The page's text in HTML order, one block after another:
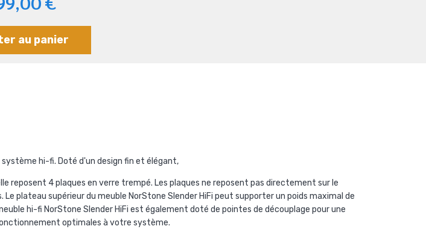
au panier
système hi-fi. Doté d'un design fin et élégant,
reposent 4 plaques en verre trempé. Les plaques ne reposent pas directement sur le
plateau supérieur du meuble NorStone Slender HiFi peut supporter un poids maximal de
hi-fi NorStone Slender HiFi est également doté de pointes de découplage pour une
optimales à votre système.